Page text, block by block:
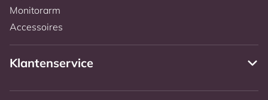
Monitorarm
Accessoires
Klantenservice